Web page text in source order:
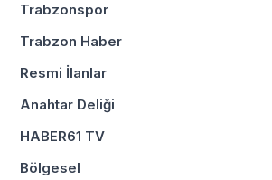
Trabzonspor
Trabzon Haber
Resmi İlanlar
Anahtar Deliği
HABER61 TV
Bölgesel